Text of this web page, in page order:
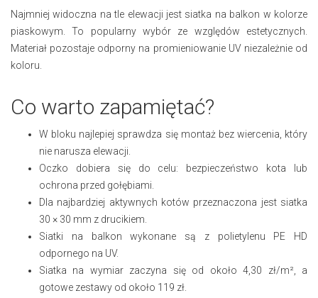
Najmniej widoczna na tle elewacji jest siatka na balkon w kolorze
piaskowym. To popularny wybór ze względów estetycznych.
Materiał pozostaje odporny na promieniowanie UV niezależnie od
koloru.
Co warto zapamiętać?
W bloku najlepiej sprawdza się montaż bez wiercenia, który
nie narusza elewacji.
Oczko dobiera się do celu: bezpieczeństwo kota lub
ochrona przed gołębiami.
Dla najbardziej aktywnych kotów przeznaczona jest siatka
30 × 30 mm z drucikiem.
Siatki na balkon wykonane są z polietylenu PE HD
odpornego na UV.
Siatka na wymiar zaczyna się od około 4,30 zł/m², a
gotowe zestawy od około 119 zł.